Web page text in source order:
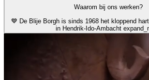
Waarom bij ons werken?
💙 De Blije Borgh is sinds 1968 het kloppend
in Hendrik-Ido-Ambacht